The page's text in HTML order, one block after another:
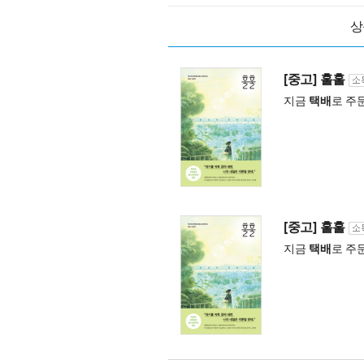
[중고] 훌훌
지금 택배로 주
[중고] 훌훌
지금 택배로 주